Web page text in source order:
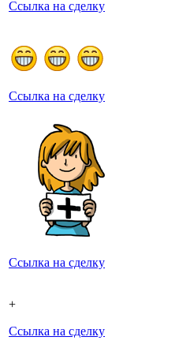
Ссылка на сделку
Ссылка на сделку
Ссылка на сделку
+
Ссылка на сделку